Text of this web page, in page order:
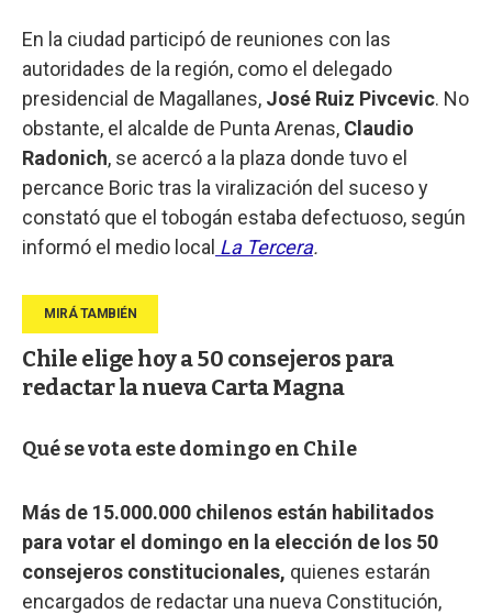
En la ciudad participó de reuniones con las
autoridades de la región, como el delegado
presidencial de Magallanes, José Ruiz Pivcevic. No
obstante, el alcalde de Punta Arenas, Claudio
Radonich, se acercó a la plaza donde tuvo el
percance Boric tras la viralización del suceso y
constató que el tobogán estaba defectuoso, según
informó el medio local La Tercera.
Chile elige hoy a 50 consejeros para
redactar la nueva Carta Magna
Qué se vota este domingo en Chile
Más de 15.000.000 chilenos están habilitados
para votar el domingo en la elección de los 50
consejeros constitucionales, quienes estarán
encargados de redactar una nueva Constitución,